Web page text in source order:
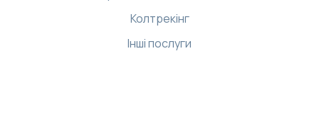
Колтрекінг
Інші послуги